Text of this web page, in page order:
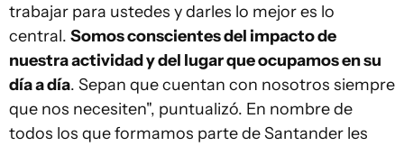
trabajar para ustedes y darles lo mejor es lo
central. Somos conscientes del impacto de
nuestra actividad y del lugar que ocupamos en su
día a día. Sepan que cuentan con nosotros siempre
que nos necesiten", puntualizó. En nombre de
todos los que formamos parte de Santander les